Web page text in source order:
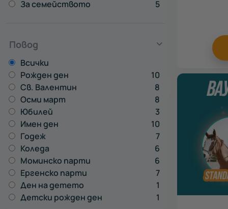
За семейството
5
Повод
Всички
Рожден ден
10
Св. Валентин
8
Осми март
8
Юбилей
3
Имен ден
10
Годеж
7
Коледа
6
Моминско парти
6
Ергенско парти
7
Ден на детето
1
Детски рожден ден
1